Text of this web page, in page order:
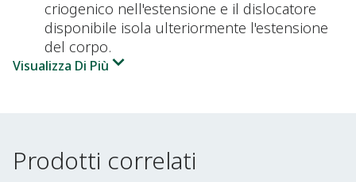
criogenico nell'estensione e il dislocatore
disponibile isola ulteriormente l'estensione
del corpo.
Visualizza Di Più
Prodotti correlati
Prodotti correlati